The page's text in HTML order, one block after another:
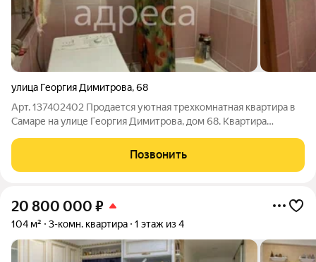
улица Георгия Димитрова,68
Арт. 137402402 Продается уютная трехкомнатная квартира в
Самаре на улице Георгия Димитрова, дом 68. Квартира
построенного в 1969 году. Общая площадь 58.9 кв. м, кухня 6
кв. м. Окна выходят во
Позвонить
20 800 000 ₽
104 м² 3-комн. квартира 1 этаж из 4